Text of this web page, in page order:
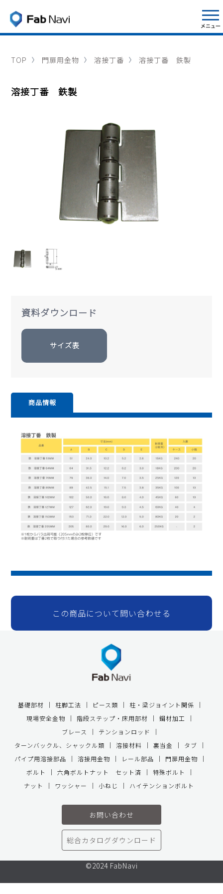
TOP 門扉用金物 溶接丁番 溶接丁番 鉄製
溶接丁番 鉄製
資料ダウンロード
サイズ表
商品情報
この商品について問い合わせる
基礎部材 柱脚工法 ピース類
柱・梁ジョイント関係
現場安全金物
階段ステップ・床用部材
鋼材加工
ブレース
テンションロッド
ターンバックル、シャックル類
溶接材料 裏当金
タブ
パイプ用溶接部品
溶接用金物 レール部品
門扉用金物
ボルト
六角ボルトナット セット済
特殊ボルト
ナット
ワッシャー 小ねじ ハイテンションボルト
お問い合わせ
総合カタログダウンロード
©2024 FabNavi